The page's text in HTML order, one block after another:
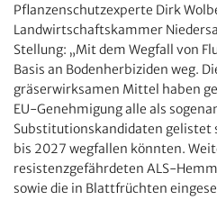
Pflanzenschutzexperte Dirk
Landwirtschaftskammer
Stellung: „Mit dem Wegfall von
Basis an Bodenherbiziden weg.
gräserwirksamen Mittel haben
EU-Genehmigung alle als
Substitutionskandidaten gelistet
bis 2027 wegfallen könnten.
resistenzgefährdeten ALS-
sowie die in Blattfrüchten